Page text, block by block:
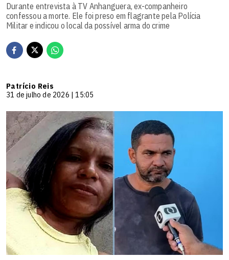
Durante entrevista à TV Anhanguera, ex-companheiro
confessou a morte. Ele foi preso em flagrante pela Polícia
Militar e indicou o local da possível arma do crime
Patrício Reis
31 de julho de 2026 | 15:05